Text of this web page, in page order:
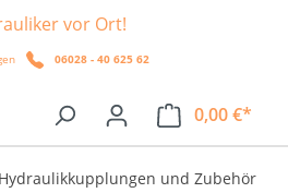
vor Ort!
06028 - 40 625 62
0,00 €*
Hydraulikkupplungen und Zubehör